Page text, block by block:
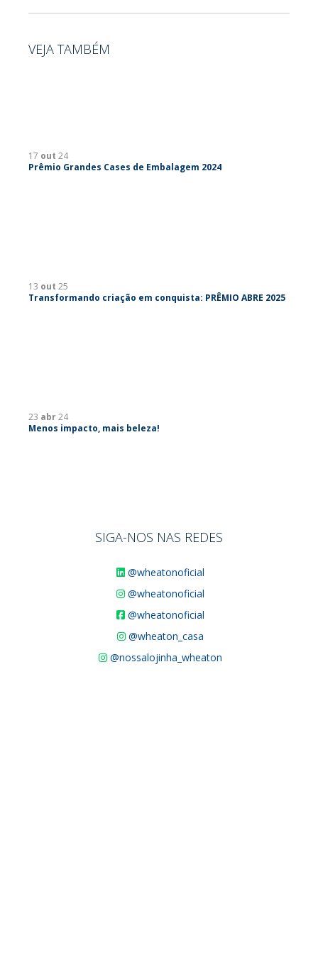
VEJA TAMBÉM
17 out 24
Prêmio Grandes Cases de Embalagem 2024
13 out 25
Transformando criação em conquista: PRÊMIO ABRE 2025
23 abr24
Menos impacto, mais beleza!
SIGA-NOS NAS REDES
@wheatonoficial
@wheatonoficial
@wheatonoficial
@wheaton_casa
@nossalojinha_wheaton